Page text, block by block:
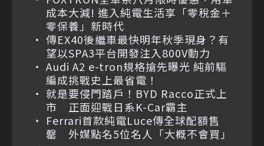
成本大減! 進入純電生活享「零稅金＋
零保養」新時代
傳EX40後繼車最快明年秋季現身？有
望以SPA3平台開發注入800V動力
Audi A2 e-tron規格搶先曝光 純前驅
編成挑戰史上最省電！
就是要侵門踏戶！BYD Racco正式上
市 正面迎戰日系K-Car霸主
Ferrari首款純電Luce傳全球配額售
罄 外媒點名5位名人「大概不會買」